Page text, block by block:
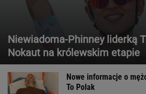
Niewiadoma-Phinney liderką
Nokaut na królewskim etapie
Nowe informacje o
To Polak